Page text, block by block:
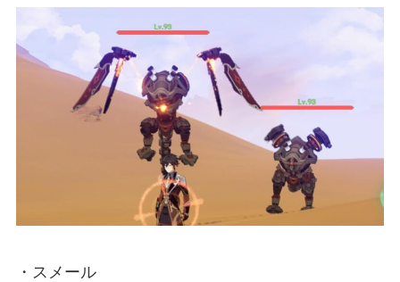
・スメール